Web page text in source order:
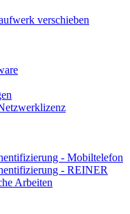
verschieben
- Mobiltelefon
- REINER
Arbeiten